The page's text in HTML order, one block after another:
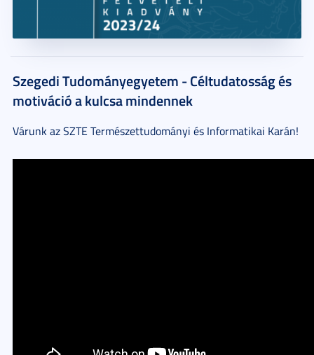
Szegedi Tudományegyetem - Céltudatosság és
motiváció a kulcsa mindennek
Várunk az SZTE Természettudományi és Informatikai Karán!